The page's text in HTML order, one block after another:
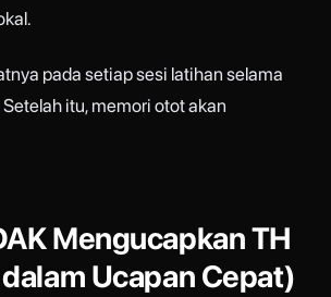
pada setiap sesi latihan selama
itu, memori otot akan
Mengucapkan TH
Ucapan Cepat)